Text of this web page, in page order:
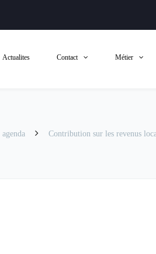
Actualites Contact Métier
agenda Contribution sur les revenus